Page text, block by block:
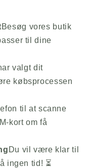
Besøg vores butik
til dine
valgt dit
købsprocessen
til at scanne
kort om få
Du vil være klar til
ingen tid! ⏳